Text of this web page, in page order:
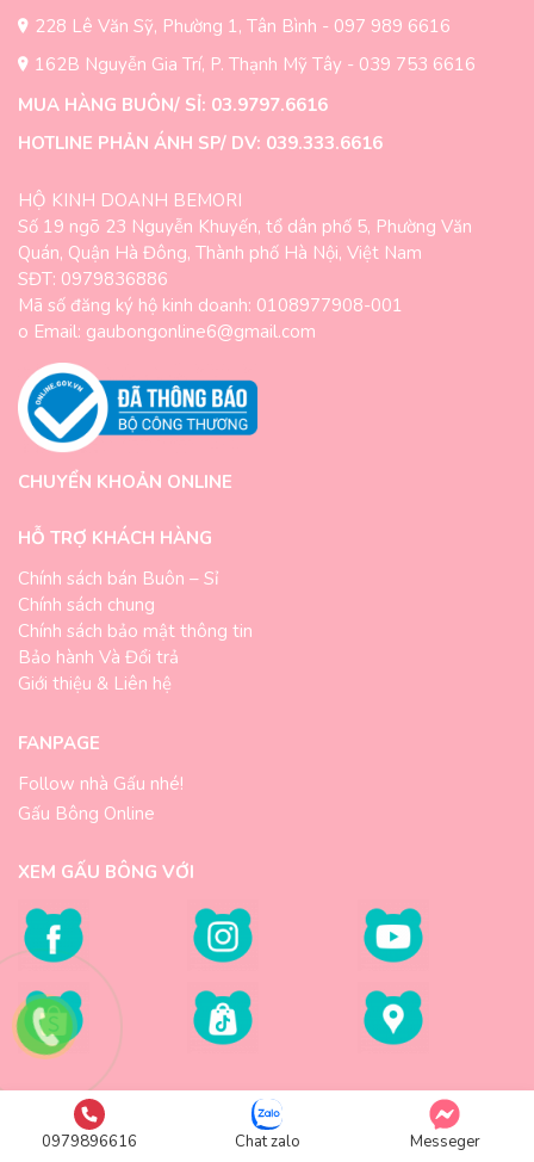
228 Lê Văn Sỹ, Phường 1, Tân Bình - 097 989 6616
162B Nguyễn Gia Trí, P. Thạnh Mỹ Tây - 039 753 6616
MUA HÀNG BUÔN/ SỈ: 03.9797.6616
HOTLINE PHẢN ÁNH SP/ DV: 039.333.6616
HỘ KINH DOANH BEMORI
Số 19 ngõ 23 Nguyễn Khuyến, tổ dân phố 5, Phường Văn
Quán, Quận Hà Đông, Thành phố Hà Nội, Việt Nam
SĐT: 0979836886
Mã số đăng ký hộ kinh doanh: 0108977908-001
o Email: gaubongonline6@gmail.com
CHUYỂN KHOẢN ONLINE
HỖ TRỢ KHÁCH HÀNG
Chính sách bán Buôn – Sỉ
Chính sách chung
Chính sách bảo mật thông tin
Bảo hành Và Đổi trả
Giới thiệu & Liên hệ
FANPAGE
Follow nhà Gấu nhé!
Gấu Bông Online
XEM GẤU BÔNG VỚI
©2012 – 2025Gaubongonline.vn
0979896616 Chat zalo Messeger